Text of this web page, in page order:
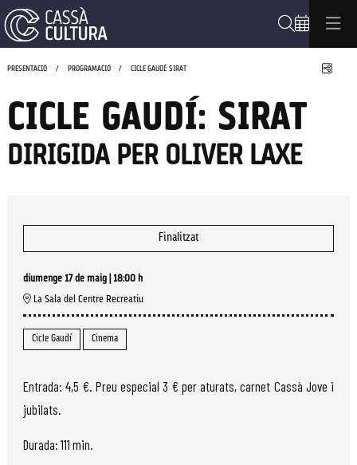
PRESENTACIÓ PROGRAMACIÓ CICLE GAUDÍ: SIRAT
CICLE GAUDÍ: SIRAT
DIRIGIDA PER OLIVER LAXE
Finalitzat
diumenge 17 de maig
18:00 h
La Sala del Centre Recreatiu
Cicle Gaudí Cinema
Entrada: 4,5 €. Preu especial 3 € per aturats, carnet Cassà Jove i
jubilats.
Durada: 111 min.